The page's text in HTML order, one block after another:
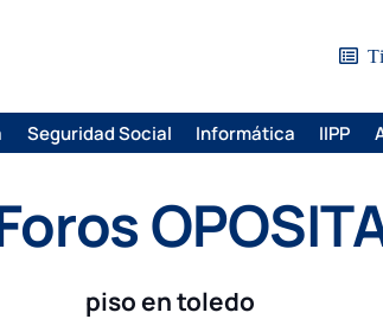
Seguridad Social Informática IIPP
piso en toledo